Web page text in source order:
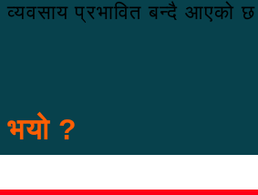
व्यवसाय प्रभावित बन्दै आएको
?